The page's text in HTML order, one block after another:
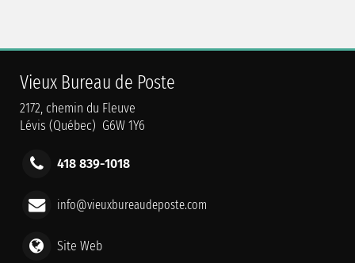
Vieux Bureau de Poste
2172, chemin du Fleuve
Lévis (Québec) G6W 1Y6
418 839-1018
info@vieuxbureaudeposte.com
Site Web